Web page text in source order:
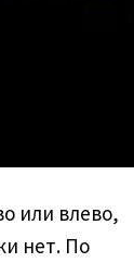
или влево,
нет. По